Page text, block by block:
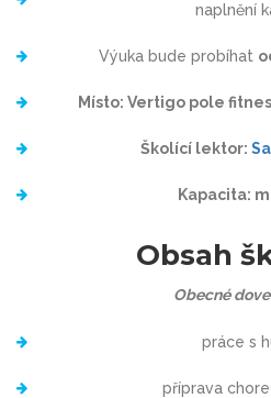
naplnění
Výuka bude probíhat
Místo: Vertigo pole
Školící lektor:
Kapacita:
Obsah
Obecné
práce s
příprava